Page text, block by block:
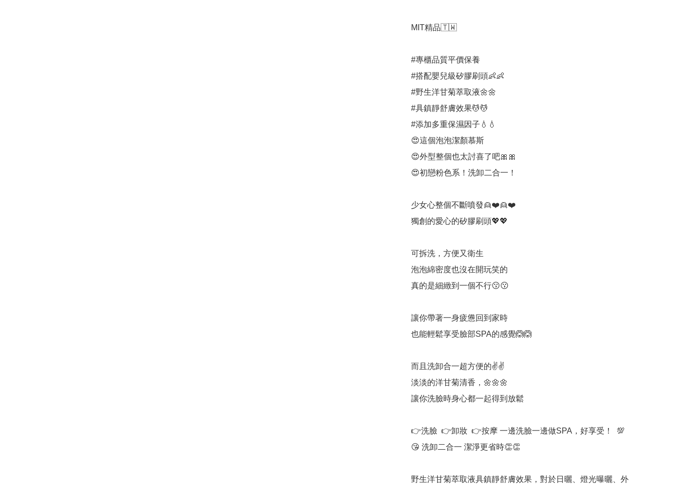
MIT精品🇹🇼
#專櫃品質平價保養
#搭配嬰兒級矽膠刷頭👶👶
#野生洋甘菊萃取液🌼🌼
#具鎮靜舒膚效果💆💆
#添加多重保濕因子💧💧
😍這個泡泡潔顏慕斯
😍外型整個也太討喜了吧🎀🎀
😍初戀粉色系！洗卸二合一！
少女心整個不斷噴發👱❤️👱❤️
獨創的愛心的矽膠刷頭💖💖
可拆洗，方便又衛生
泡泡綿密度也沒在開玩笑的
真的是細緻到一個不行😗😗
讓你帶著一身疲憊回到家時
也能輕鬆享受臉部SPA的感覺🙆🙆
而且洗卸合一超方便的✌️✌️
淡淡的洋甘菊清香，🌼🌼🌼
讓你洗臉時身心都一起得到放鬆
👉洗臉  👉卸妝  👉按摩 一邊洗臉一邊做SPA，好享受！  💯
😘 洗卸二合一 潔淨更省時👏👏
野生洋甘菊萃取液具鎮靜舒膚效果，對於日曬、燈光曝曬、外